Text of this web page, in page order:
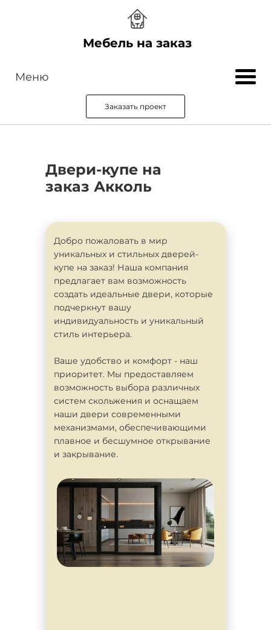
Мебель на заказ
Меню
Заказать проект
Двери-купе на
заказ Акколь
Добро пожаловать в мир
уникальных и стильных дверей-
купе на заказ! Наша компания
предлагает вам возможность
создать идеальные двери, которые
подчеркнут вашу
индивидуальность и уникальный
стиль интерьера.
Ваше удобство и комфорт - наш
приоритет. Мы предоставляем
возможность выбора различных
систем скольжения и оснащаем
наши двери современными
механизмами, обеспечивающими
плавное и бесшумное открывание
и закрывание.